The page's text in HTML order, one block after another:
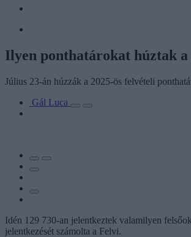
Ilyen ponthatárokat húztak a
Július 23-án húzzák a 2025-ös felvételi
Gál Luca
Idén 129 730-an jelentkeztek valamilyen
jelentkezését számolta a Felvi.